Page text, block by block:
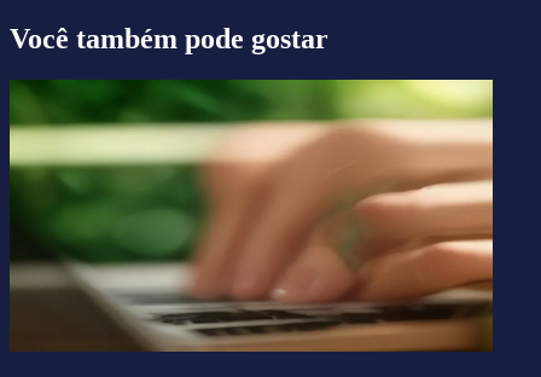
Você também pode gostar